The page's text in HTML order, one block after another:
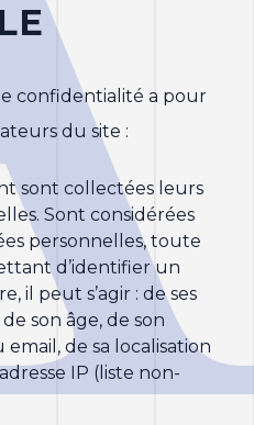
confidentialité a pour
du site :
sont collectées leurs
Sont considérées
personnelles, toute
d’identifier un
il peut s’agir : de ses
son âge, de son
email, de sa localisation
IP (liste non-